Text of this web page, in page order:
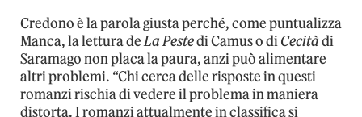
Credono è la parola giusta perché, come puntualizza
Manca, la lettura deLa Pestedi Camus o diCecitàdi
Saramago non placa la paura, anzi può alimentare
altri problemi. “Chi cerca delle risposte in questi
romanzi rischia di vedere il problema in maniera
distorta. I romanzi attualmente in classifica si